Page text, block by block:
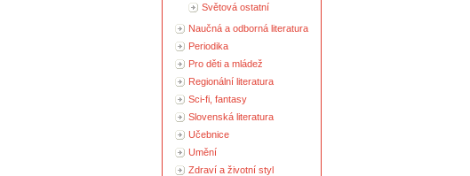
Světová ostatní
Naučná a odborná literatura
Periodika
Pro děti a mládež
Regionální literatura
Sci-fi, fantasy
Slovenská literatura
Učebnice
Umění
Zdraví a životní styl